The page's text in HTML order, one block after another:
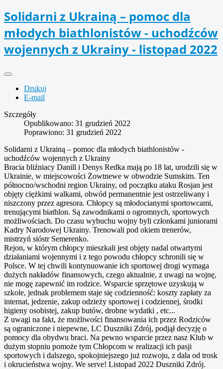
Solidarni z Ukrainą – pomoc dla
młodych biathlonistów - uchodźców
wojennych z Ukrainy - listopad 2022
Drukuj
E-mail
Szczegóły
Opublikowano: 31 grudzień 2022
Poprawiono: 31 grudzień 2022
Solidarni z Ukrainą – pomoc dla młodych biathlonistów -
uchodźców wojennych z Ukrainy
Bracia bliźniacy Danill i Denys Redka mają po 18 lat, urodzili się w
Ukrainie, w miejscowości Żowtnewe w obwodzie Sumskim. Ten
północno/wschodni region Ukrainy, od początku ataku Rosjan jest
objęty ciężkimi walkami, obwód permanentnie jest ostrzeliwany i
niszczony przez agresora. Chłopcy są młodocianymi sportowcami,
trenującymi biathlon. Są zawodnikami o ogromnych, sportowych
możliwościach. Do czasu wybuchu wojny byli członkami juniorami
Kadry Narodowej Ukrainy. Trenowali pod okiem trenerów,
mistrzyń sióstr Semerenko.
Rejon, w którym chłopcy mieszkali jest objęty nadal otwartymi
działaniami wojennymi i z tego powodu chłopcy schronili się w
Polsce. W tej chwili kontynuowanie ich sportowej drogi wymaga
dużych nakładów finansowych, czego aktualnie, z uwagi na wojnę,
nie mogę zapewnić im rodzice. Wsparcie sprzętowe uzyskują w
szkole, jednak problemem staje się codzienność: koszty zapłaty za
internat, jedzenie, zakup odzieży sportowej i codziennej, środki
higieny osobistej, zakup butów, drobne wydatki , etc...
Z uwagi na fakt, że możliwości finansowania ich przez Rodziców
są ograniczone i niepewne, LC Duszniki Zdrój, podjął decyzję o
pomocy dla obydwu braci. Na pewno wsparcie przez nasz Klub w
dużym stopniu pomoże tym Chłopcom w realizacji ich pasji
sportowych i dalszego, spokojniejszego już rozwoju, z dala od trosk
i okrucieństwa wojny. We serve! Listopad 2022 Duszniki Zdrój.